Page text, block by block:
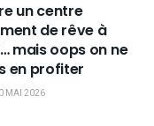
un centre
de rêve à
mais oops on ne
en profiter
MAI 2026